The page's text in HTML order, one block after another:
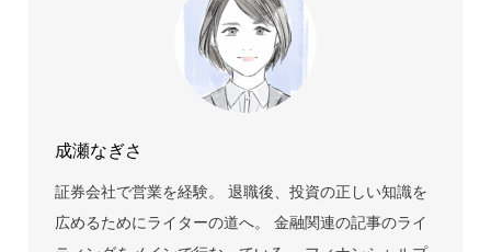
成瀬なぎさ
証券会社で営業を経験。 退職後、投資の正しい知識を
広めるためにライターの道へ。 金融関連の記事のライ